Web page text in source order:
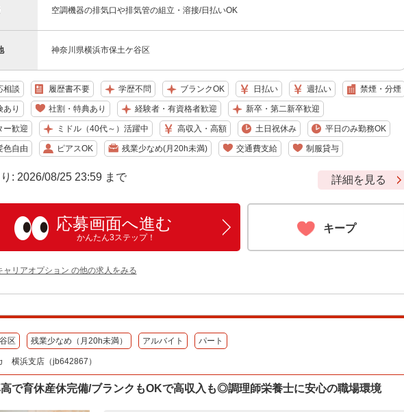
空調機器の排気口や排気管の組立・溶接/日払いOK
神奈川県横浜市保土ケ谷区
相談 履歴書不要 学歴不問 ブランクOK 日払い 週払い 禁煙・分煙
あり 社割・特典あり 経験者・有資格者歓迎 新卒・第二新卒歓迎
ー歓迎 ミドル（40代～）活躍中 高収入・高額 土日祝休み 平日のみ勤務OK
色自由 ピアスOK 残業少なめ(月20h未満) 交通費支給 制服貸与
: 2026/08/25 23:59 まで 詳細を見る
応募画面へ進む
かんたん3ステップ！
キープ
ャリアオプション の他の求人をみる
区 残業少なめ（月20h未満） アルバイト パート
横浜支店（jb642867）
で育休産休完備/ブランクもOKで高収入も◎調理師栄養士に安心の職場環境